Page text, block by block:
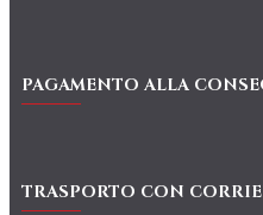
PAGAMENTO ALLA
TRASPORTO CON